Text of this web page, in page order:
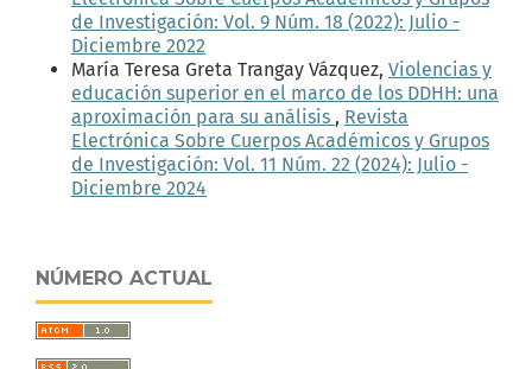
de Investigación: Vol. 9 Núm. 18 (2022): Julio -
Diciembre 2022
María Teresa Greta Trangay Vázquez, Violencias y
educación superior en el marco de los DDHH: una
aproximación para su análisis , Revista
Electrónica Sobre Cuerpos Académicos y Grupos
de Investigación: Vol. 11 Núm. 22 (2024): Julio -
Diciembre 2024
NÚMERO ACTUAL